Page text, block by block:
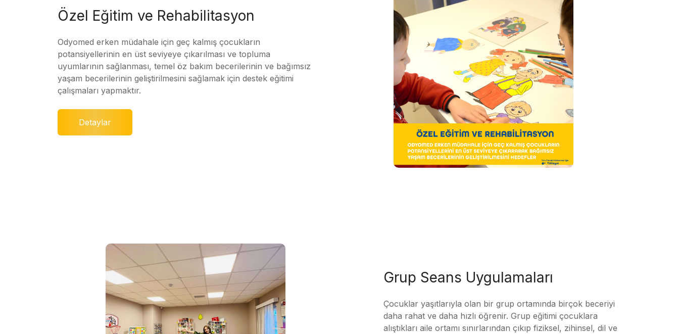
Özel Eğitim ve Rehabilitasyon
Odyomed erken müdahale için geç kalmış çocukların
potansiyellerinin en üst seviyeye çıkarılması ve topluma
uyumlarının sağlanması, temel öz bakım becerilerinin ve bağımsız
yaşam becerilerinin geliştirilmesini sağlamak için destek eğitimi
çalışmaları yapmaktır.
Detaylar
Grup Seans Uygulamaları
Çocuklar yaşıtlarıyla olan bir grup ortamında birçok beceriyi
daha rahat ve daha hızlı öğrenir. Grup eğitimi çocuklara
alıştıkları aile ortamı sınırlarından çıkıp fiziksel, zihinsel, dil ve